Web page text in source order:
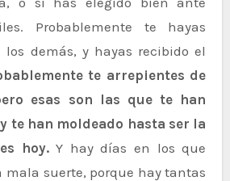
Probablemente te hayas
demás, y hayas recibido el
te arrepientes de
esas son las que te han
te han moldeado hasta ser la
hoy.Y hay días en los que
mala suerte, porque hay tantas